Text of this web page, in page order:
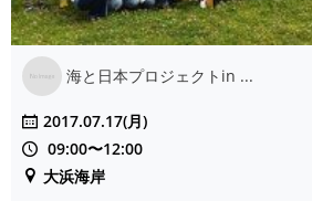
海と日本プロジェクトin ...
2017.07.17(月)
09:00〜12:00
大浜海岸